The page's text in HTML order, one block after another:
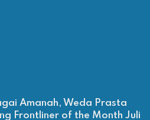
Amanah, Weda Prasta
Frontliner of the Month Juli